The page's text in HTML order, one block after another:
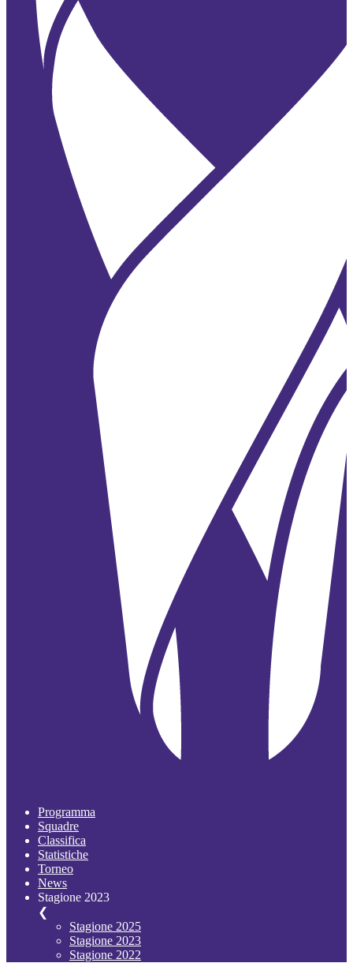
Programma
Squadre
Classifica
Statistiche
Torneo
News
Stagione 2023
❮
Stagione 2025
Stagione 2023
Stagione 2022